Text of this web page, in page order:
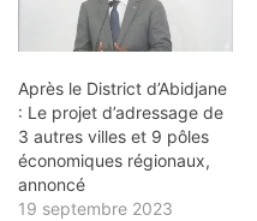
Après le District d’Abidjane
: Le projet d’adressage de
3 autres villes et 9 pôles
économiques régionaux,
annoncé
19 septembre 2023